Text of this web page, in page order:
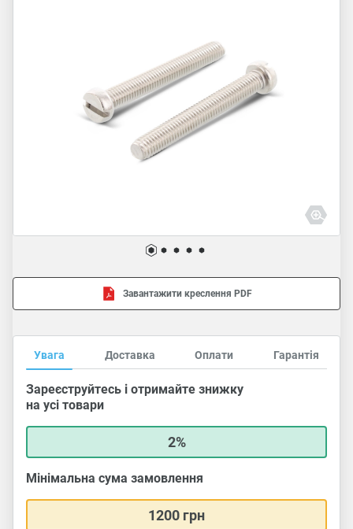
Завантажити креслення PDF
Увага Доставка Оплати Гарантія
Зареєструйтесь і отримайте знижку
на усі товари
2%
Мінімальна сума замовлення
1200 грн